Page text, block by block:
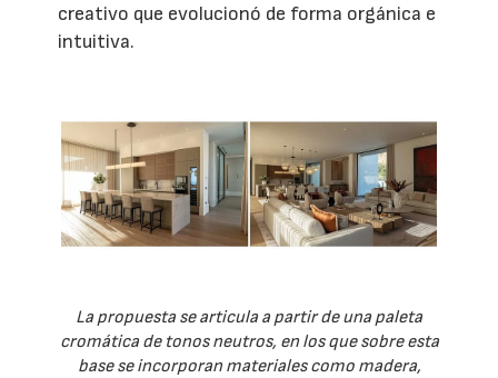
creativo que evolucionó de forma orgánica e
intuitiva.
La propuesta se articula a partir de una paleta
cromática de tonos neutros, en los que sobre esta
base se incorporan materiales como madera,